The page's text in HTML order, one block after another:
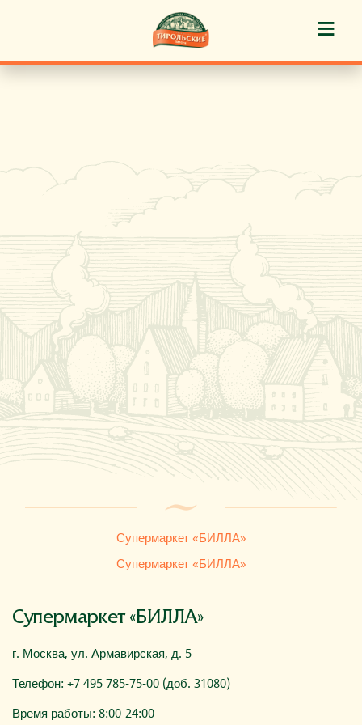
Супермаркет «БИЛЛА»
Супермаркет «БИЛЛА»
Супермаркет «БИЛЛА»
г. Москва, ул. Армавирская, д. 5
Телефон: +7 495 785-75-00 (доб. 31080)
Время работы: 8:00-24:00
≡
Пирожные «Тирольские» ®
Торты «Тирольские» ®
Куличи
Кафе-кондитерские
Новости
Где купить
О компании